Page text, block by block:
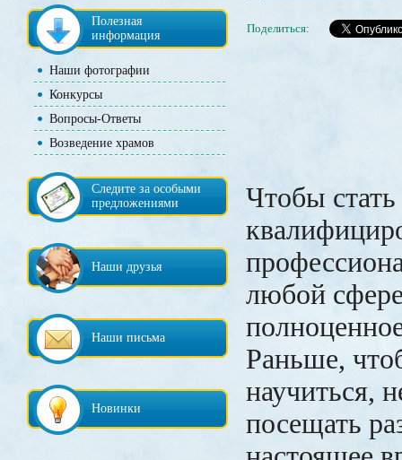
Полезная
информация
Наши фотографии
Конкурсы
Вопросы-Ответы
Возведение храмов
Следите за особыми
предложениями
Наши друзья
Наши письма
Новинки
Поделиться:
Чтобы стать
любой
Раньше,
научиться,
посещать